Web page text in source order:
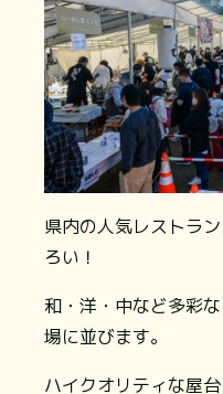
県内の人気レストラ
ろい！
和・洋・中など多彩
場に並びます。
ハイクオリティな屋